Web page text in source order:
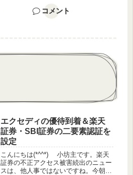
コメント
エクセディの優待到着＆楽天
証券・SBI証券の二要素認証を
設定
こんにちは(*^^*) 小坊主です。楽天
証券の不正アクセス被害続出のニュー
スは、他人事ではないですね。今朝一